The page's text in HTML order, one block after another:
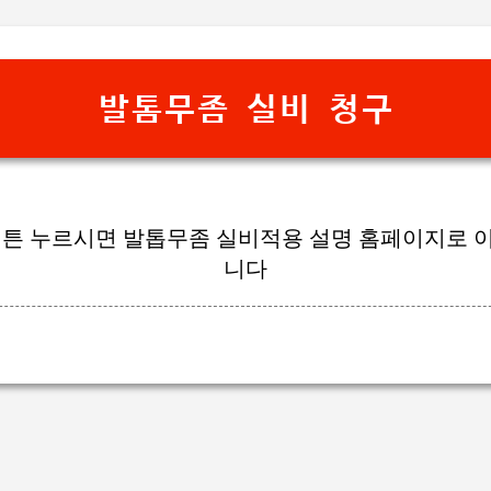
발톰무좀 실비 청구
누르시면 발톱무좀 실비적용 설명 홈페이지로
니다